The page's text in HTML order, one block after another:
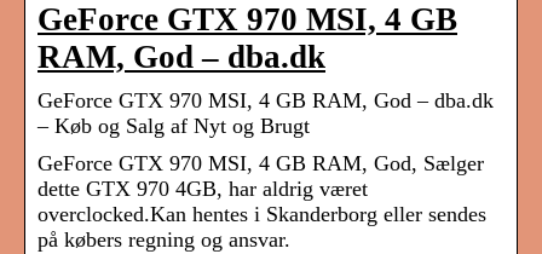
GeForce GTX 970 MSI, 4 GB
RAM, God – dba.dk
GeForce GTX 970 MSI, 4 GB RAM, God – dba.dk
– Køb og Salg af Nyt og Brugt
GeForce GTX 970 MSI, 4 GB RAM, God, Sælger
dette GTX 970 4GB, har aldrig været
overclocked.Kan hentes i Skanderborg eller sendes
på købers regning og ansvar.